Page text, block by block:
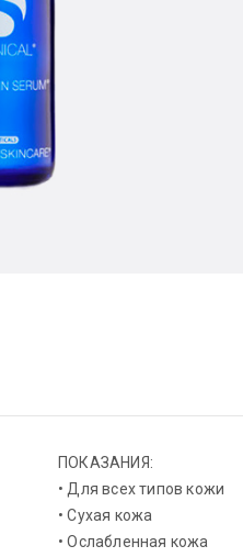
ПОКАЗАНИЯ:
• Для всех типов кожи
• Сухая кожа
• Ослабленная кожа